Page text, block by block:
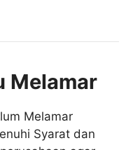
Melamar
Melamar
Syarat dan